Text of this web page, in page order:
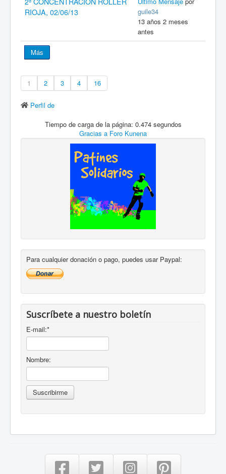
Más
RIOJA, 02/06/13
guile34
13 años 2 meses
antes
1 2 3 4 16
Perfil de
Tiempo de carga de la página: 0.474 segundos
Gracias a Foro Kunena
Para cualquier donación o pago, puedes usar Paypal:
Suscríbete a nuestro boletín
E-mail:*
Nombre: